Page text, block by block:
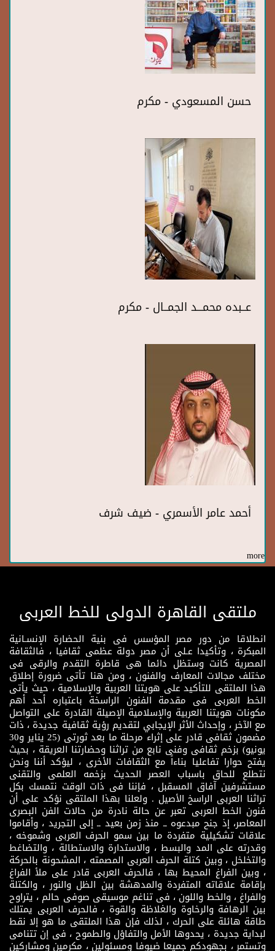
حسن المسعودي - مكرم
عــبده محمـــد الجمــال - مكرم
أحمد عامر الأسمري - ضيف شرف
more
ملتقى القاهرة الدولى للخط العربى
انطلاقا من دور مصر المؤسس فى بنية الحضارة الإنسـانية
المبكرة ، وتأكيدا عـلى أن مصر دولة عظمى ثقافيا ، فالثقافة
المصرية كانت وستظل دائما هى قاطرة التقدم والرقى فى
مختلف مجالات المعارف والفنون ، ومن هنا تأتى ضرورة إطلاق
هذا الملتقى للتأكيد على هويتنا العربية والإسلامية ، حيث يأتى
الخط العربى فى مقدمة الفنون الراسخة باعتباره أحد أهم
مكونات هويتنا العربية والإسلامية الإصيلة القادرة على التواصل
مع الآخر ، وإحداث الأثر الإيجابي لتقديم رؤية ثقافية جديدة ، ذات
مضمون ثقافى قادر على إثراء مرحلة ما بعد ثورتى (25 يناير و30
يونيو) بزخم ثقافى وفنى نابع من تراثنا وحضارتنا العريقة ، بحيث
يفتح حوارا تفاعليا بناءاً مع الثقافات الأخرى ، ليؤكد أننا ونحن
نتطلع للحاق باسباب العصر الحديث بزخمه العلمى والتقنى
مستشرفين آفاق المسقبل ، فإننا فى ذات الوقت نتمسك بكل
تراثنا العربى الراسخ الأصيل . ولعلنا بهذا الملتقى نؤكد على أن
فنون الخط العربى تعبر عن حالة نادرة من حالات الفن البصرى
المعاصر، إذ جنح مبدعوه ــ منذ زمن بعيد ــ إلى التجريد ، وأقاموا
علاقات تشكيلية متفردة ما بين سمو الحرف العربى وشموخه ،
وقدرته على المد والبسط ، والاستدارة والاستطالة ، والتضاغط
والتخلخل ، وبين كتلة الحرف العربى المصمته ، المشحونة بالحركة
، وبين الفراغ المحيط بها ، فالحرف العربى قادر على ملأ الفراغ
بإقامة علاقاته المتفردة والمدهشة بين الظل والنور ، والكتلة
والفراغ ، والخط واللون ، فى تناغم موسيقى صوفى حالم ، يتراوح
بين الرهافة والرخاوة والغلاظة والقوة ، فالحرف العربى يمتلك
طاقة هائلة على الحرك ، لذلك فإن هذا الملتقى ما هو إلا نقط
لبداية جديدة ، يحدوها الأمل والتفاؤل والطموح ، فى إن تتنامى
وتستمر ، بجهودكم جميعا ضيوفا ومسئولين ، مكرمين ومشاركين